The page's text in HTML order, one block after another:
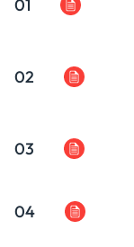
01
02
03
04